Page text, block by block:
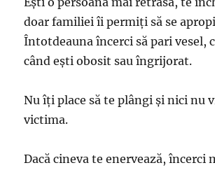
doar familiei îi permiți să se
Întotdeauna încerci să pari vesel,
când ești obosit sau îngrijorat.
Nu îți place să te plângi și nici nu
victima.
Dacă cineva te enervează, încerci